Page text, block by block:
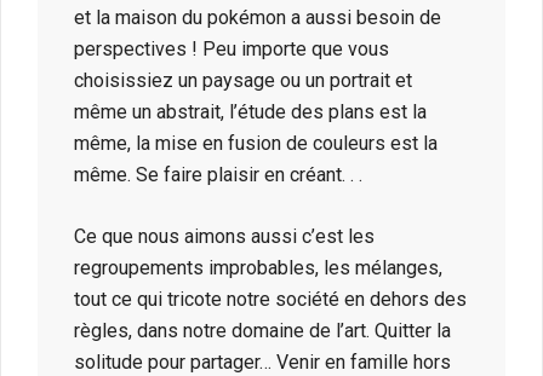
et la maison du pokémon a aussi besoin de
perspectives ! Peu importe que vous
choisissiez un paysage ou un portrait et
même un abstrait, l’étude des plans est la
même, la mise en fusion de couleurs est la
même. Se faire plaisir en créant. . .
Ce que nous aimons aussi c’est les
regroupements improbables, les mélanges,
tout ce qui tricote notre société en dehors des
règles, dans notre domaine de l’art. Quitter la
solitude pour partager… Venir en famille hors